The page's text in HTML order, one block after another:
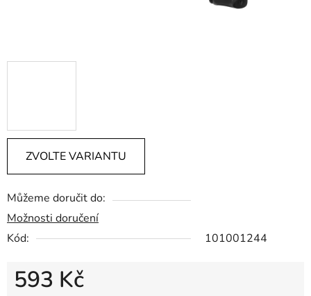
ZVOLTE VARIANTU
Můžeme doručit do:
Možnosti doručení
Kód:
101001244
593 Kč